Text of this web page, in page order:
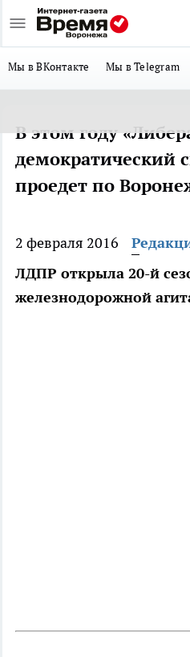
Мы в ВКонтакте Мы в Telegram
В этом году
демократический
проедет по
2 февраля 2016
ЛДПР открыла 20-й
железнодорожной